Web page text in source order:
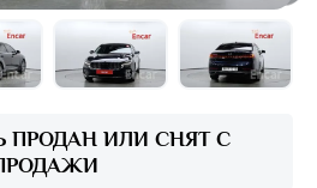
ПРОДАН ИЛИ СНЯТ С